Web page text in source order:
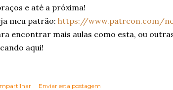
e até a próxima!
meu patrão: https://www.patreon.com/
encontrar mais aulas como esta, ou
aqui!
Enviar esta postagem